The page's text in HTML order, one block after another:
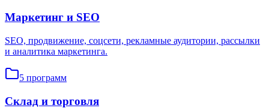
Маркетинг и SEO
SEO, продвижение, соцсети, рекламные аудитории, рассылки
и аналитика маркетинга.
5 программ
Склад и торговля